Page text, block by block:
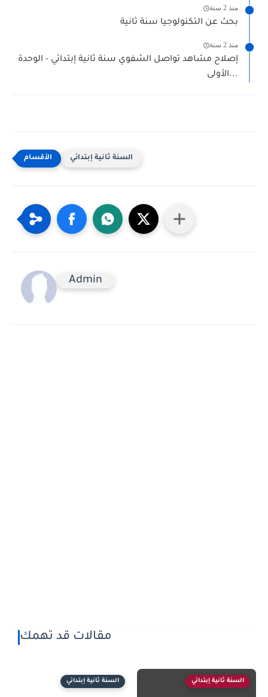
منذ 2 سنة
بحث عن التكنولوجيا سنة ثانية
منذ 2 سنة
إصلاح مشاهد تواصل الشفوي سنة ثانية إبتدائي - الوحدة
الأولى...
السنة ثانية إبتدائي
Admin
مقالات قد تهمك
السنة ثانية إبتدائي السنة ثانية إبتدائي